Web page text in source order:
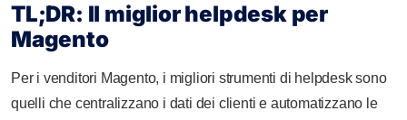
TL;DR: Il miglior helpdesk per
Magento
Per i venditori Magento, i migliori strumenti di helpdesk sono
quelli che centralizzano i dati dei clienti e automatizzano le